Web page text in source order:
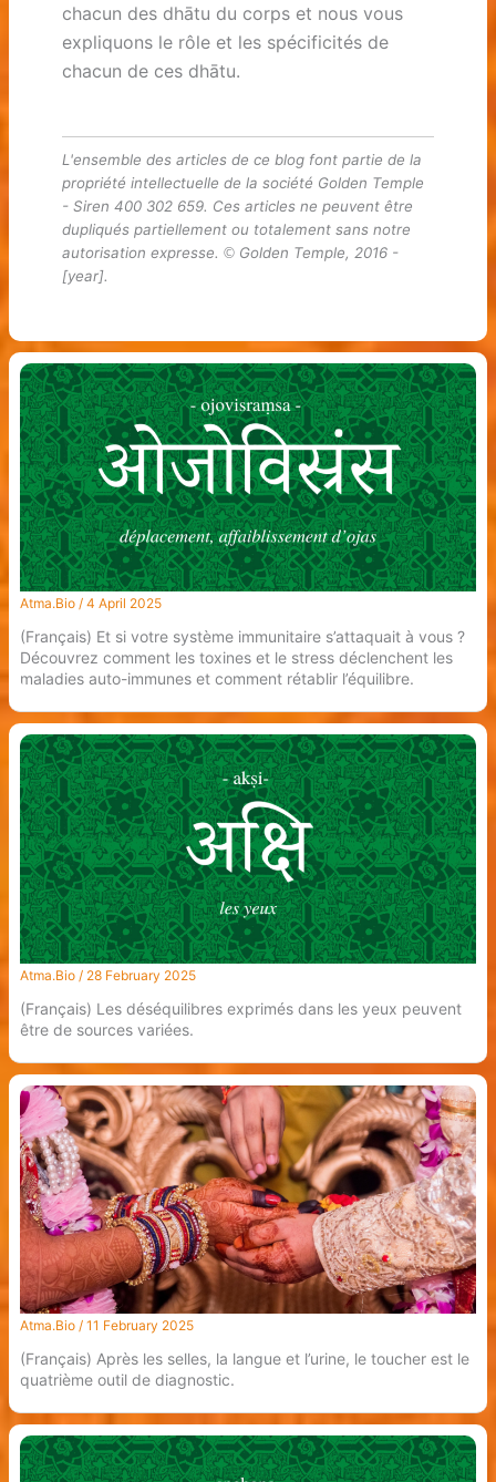
chacun des dhātu du corps et nous vous
expliquons le rôle et les spécificités de
chacun de ces dhātu.
L'ensemble des articles de ce blog font partie de la
propriété intellectuelle de la société Golden Temple
- Siren 400 302 659. Ces articles ne peuvent être
dupliqués partiellement ou totalement sans notre
autorisation expresse. ©Golden Temple, 2016 -
[year].
Atma.Bio / 4 April 2025
(Français) Et si votre système immunitaire s’attaquait à vous ?
Découvrez comment les toxines et le stress déclenchent les
maladies auto-immunes et comment rétablir l’équilibre.
Atma.Bio / 28 February 2025
(Français) Les déséquilibres exprimés dans les yeux peuvent
être de sources variées.
Atma.Bio / 11 February 2025
(Français) Après les selles, la langue et l’urine, le toucher est le
quatrième outil de diagnostic.